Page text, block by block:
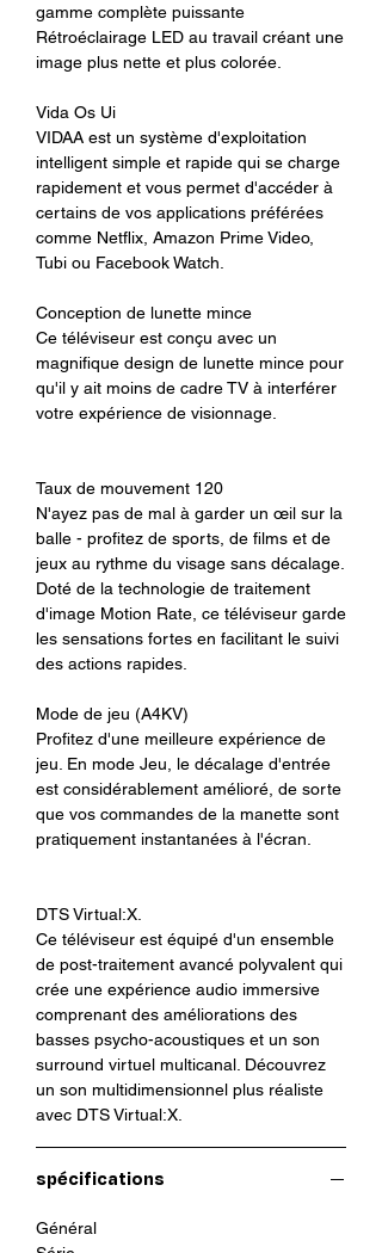
entièrement optimisé pour chacun
de nos téléviseurs. Le mode Jeu
vous permet de découvrir un
longueur d'avance sur le jeu avec un
décalage d'entrée minimal - ce qui
augmente vos chances de remporter
des victoires légendaires!
gamme complète puissante
Rétroéclairage LED au travail créant une
image plus nette et plus colorée.
Vida Os Ui
VIDAA est un système d'exploitation
intelligent simple et rapide qui se charge
rapidement et vous permet d'accéder à
certains de vos applications préférées
comme Netflix, Amazon Prime Video,
Tubi ou Facebook Watch.
Conception de lunette mince
Ce téléviseur est conçu avec un
magnifique design de lunette mince pour
qu'il y ait moins de cadre TV à interférer
votre expérience de visionnage.
Taux de mouvement 120
N'ayez pas de mal à garder un œil sur la
balle - profitez de sports, de films et de
jeux au rythme du visage sans décalage.
Doté de la technologie de traitement
d'image Motion Rate, ce téléviseur garde
les sensations fortes en facilitant le suivi
des actions rapides.
Mode de jeu (A4KV)
Profitez d'une meilleure expérience de
jeu. En mode Jeu, le décalage d'entrée
est considérablement amélioré, de sorte
que vos commandes de la manette sont
pratiquement instantanées à l'écran.
DTS Virtual:X.
Ce téléviseur est équipé d'un ensemble
de post-traitement avancé polyvalent qui
crée une expérience audio immersive
comprenant des améliorations des
basses psycho-acoustiques et un son
surround virtuel multicanal. Découvrez
un son multidimensionnel plus réaliste
avec DTS Virtual:X.
spécifications
Général